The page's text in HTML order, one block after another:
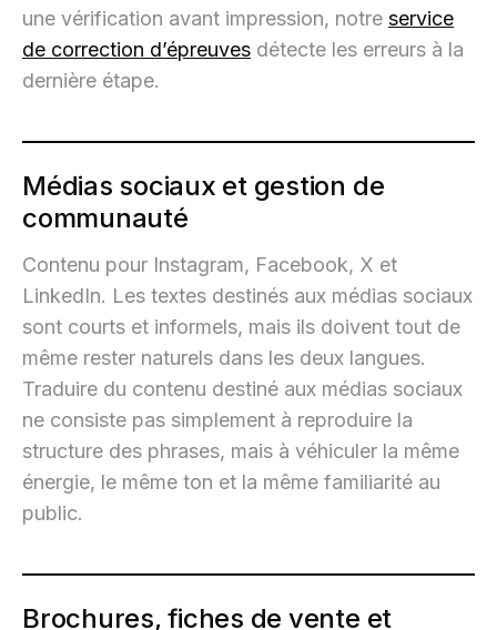
une vérification avant impression, notre service
de correction d’épreuves détecte les erreurs à la
dernière étape.
Médias sociaux et gestion de
communauté
Contenu pour Instagram, Facebook, X et
LinkedIn. Les textes destinés aux médias sociaux
sont courts et informels, mais ils doivent tout de
même rester naturels dans les deux langues.
Traduire du contenu destiné aux médias sociaux
ne consiste pas simplement à reproduire la
structure des phrases, mais à véhiculer la même
énergie, le même ton et la même familiarité au
public.
Brochures, fiches de vente et